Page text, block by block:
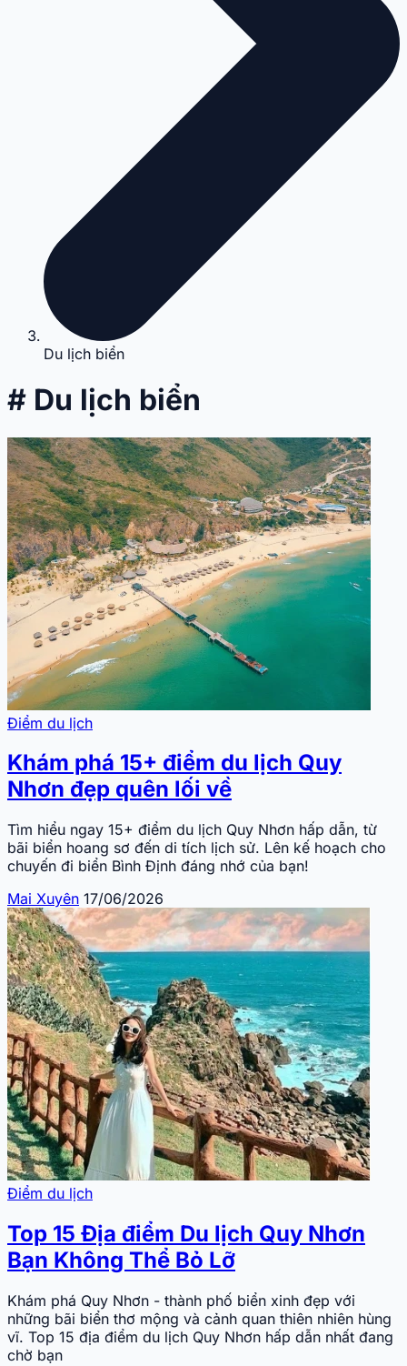
Du lịch biển
# Du lịch biển
Điểm du lịch
Khám phá 15+ điểm du lịch Quy
Nhơn đẹp quên lối về
Tìm hiểu ngay 15+ điểm du lịch Quy Nhơn hấp dẫn, từ
bãi biển hoang sơ đến di tích lịch sử. Lên kế hoạch cho
chuyến đi biển Bình Định đáng nhớ của bạn!
Mai Xuyên 17/06/2026
Điểm du lịch
Top 15 Địa điểm Du lịch Quy Nhơn
Bạn Không Thể Bỏ Lỡ
Khám phá Quy Nhơn - thành phố biển xinh đẹp với
những bãi biển thơ mộng và cảnh quan thiên nhiên hùng
vĩ. Top 15 địa điểm du lịch Quy Nhơn hấp dẫn nhất đang
chờ bạn